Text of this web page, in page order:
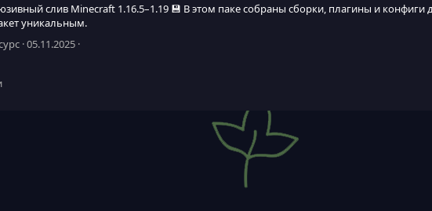
слив Minecraft 1.16.5–1.19 💾 В этом паке собраны сборки, плагины и
уникальным.
05.11.2025